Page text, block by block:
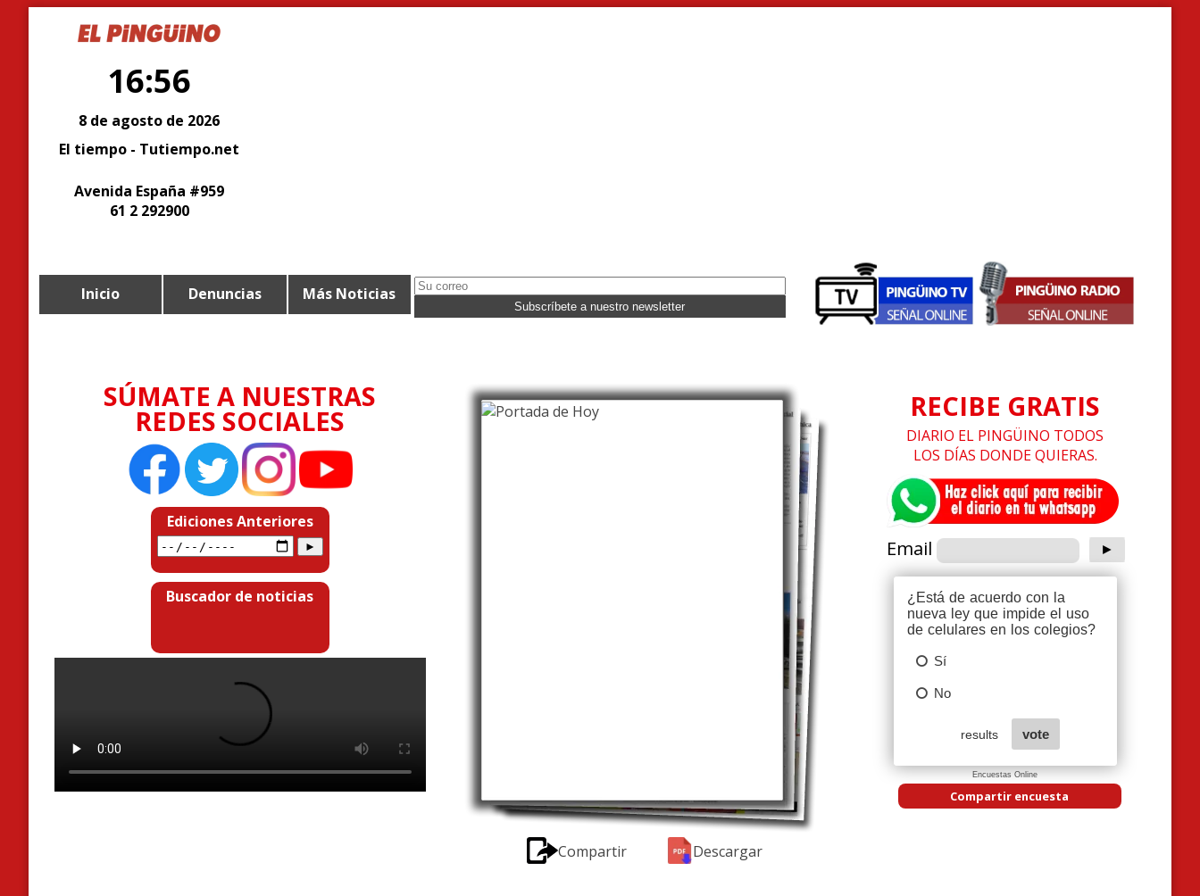
16:56
8 de agosto de 2026
El tiempo - Tutiempo.net
Avenida España #959
61 2 292900
Inicio Denuncias Más Noticias
SÚMATE A NUESTRAS
REDES SOCIALES
Ediciones Anteriores
Buscador de noticias
Compartir Descargar
RECIBE GRATIS
DIARIO EL PINGÜINO TODOS
LOS DÍAS DONDE QUIERAS.
Email
Encuestas Online
Compartir encuesta